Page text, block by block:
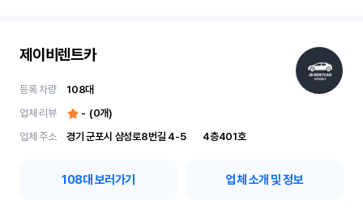
제이비렌트카
등록 차량 108대
업체 리뷰
- (0개)
업체 주소
경기 군포시 삼성로8번길 4-5	4층401호
108대 보러가기 업체 소개 및 정보